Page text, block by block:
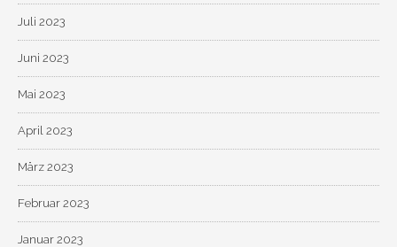
Juli 2023
Juni 2023
Mai 2023
April 2023
März 2023
Februar 2023
Januar 2023